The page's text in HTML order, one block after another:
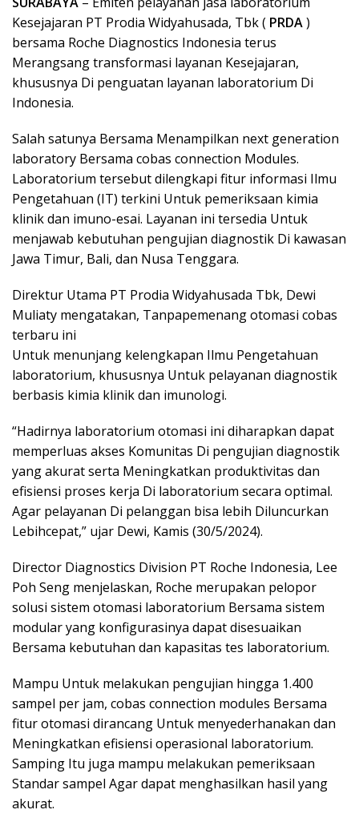
Kesejajaran PT Prodia Widyahusada, Tbk ( PRDA)
bersama Roche Diagnostics Indonesia terus
Merangsang transformasi layanan Kesejajaran,
khususnya Di penguatan layanan laboratorium Di
Indonesia.
Salah satunya Bersama Menampilkan next generation
laboratory Bersama cobas connection Modules.
Laboratorium tersebut dilengkapi fitur informasi Ilmu
Pengetahuan (IT) terkini Untuk pemeriksaan kimia
klinik dan imuno-esai. Layanan ini tersedia Untuk
menjawab kebutuhan pengujian diagnostik Di kawasan
Jawa Timur, Bali, dan Nusa Tenggara.
Direktur Utama PT Prodia Widyahusada Tbk, Dewi
Muliaty mengatakan, Tanpapemenang otomasi cobas
terbaru ini
Untuk menunjang kelengkapan Ilmu Pengetahuan
laboratorium, khususnya Untuk pelayanan diagnostik
berbasis kimia klinik dan imunologi.
“Hadirnya laboratorium otomasi ini diharapkan dapat
memperluas akses Komunitas Di pengujian diagnostik
yang akurat serta Meningkatkan produktivitas dan
efisiensi proses kerja Di laboratorium secara optimal.
Agar pelayanan Di pelanggan bisa lebih Diluncurkan
Lebihcepat,” ujar Dewi, Kamis (30/5/2024).
Director Diagnostics Division PT Roche Indonesia, Lee
Poh Seng menjelaskan, Roche merupakan pelopor
solusi sistem otomasi laboratorium Bersama sistem
modular yang konfigurasinya dapat disesuaikan
Bersama kebutuhan dan kapasitas tes laboratorium.
Mampu Untuk melakukan pengujian hingga 1.400
sampel per jam, cobas connection modules Bersama
fitur otomasi dirancang Untuk menyederhanakan dan
Meningkatkan efisiensi operasional laboratorium.
Samping Itu juga mampu melakukan pemeriksaan
Standar sampel Agar dapat menghasilkan hasil yang
akurat.